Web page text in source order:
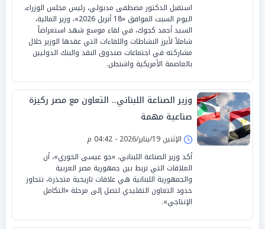
استقبل الدكتور مصطفى مدبولي، رئيس مجلس الوزراء،
اليوم السبت الموافق «18 أبريل 2026»، وزير المالية،
السيد أحمد كجوك، في لقاء موسع شهد استعراضاً
شاملاً لأبرز النشاطات واللقاءات التي عقدها الوزير خلال
مشاركته في اجتماعات صندوق النقد والبنك الدوليين
بالعاصمة الأمريكية واشنطن.
وزير الصناعة اللبناني.. التعاون مع مصر ركيزة
صناعية مهمة
الإثنين 19/يناير/2026 - 04:42 م
أكد وزير الصناعة اللبناني، «جو عيسى الخوري»، أن
العلاقات التي تربط بين جمهورية مصر العربية
والجمهورية اللبنانية هي علاقات تاريخية متجذرة، تتجاوز
حدود التعاون التقليدي لتصل إلى مرحلة «التكامل
الإنتاجي».